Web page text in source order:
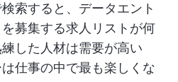
索すると、データエント
募集する求人リストが何
した人材は需要が高い
仕事の中で最も楽しくな